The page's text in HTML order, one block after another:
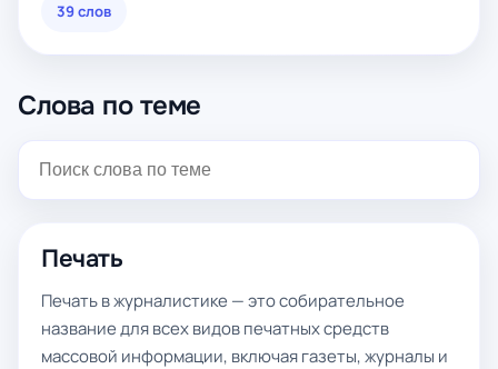
39 слов
Слова по теме
Печать
Печать в журналистике — это собирательное
название для всех видов печатных средств
массовой информации, включая газеты, журналы и